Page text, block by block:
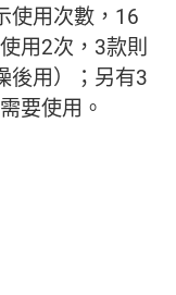
使用次數，16
用2次，3款則
後用）；另有3
要使用。